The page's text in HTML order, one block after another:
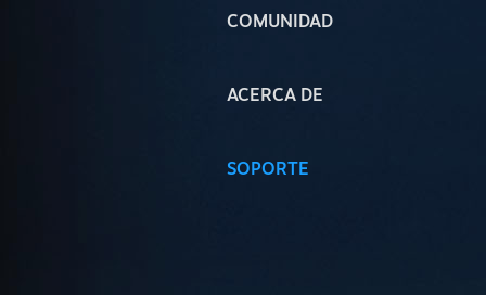
COMUNIDAD
ACERCA DE
SOPORTE